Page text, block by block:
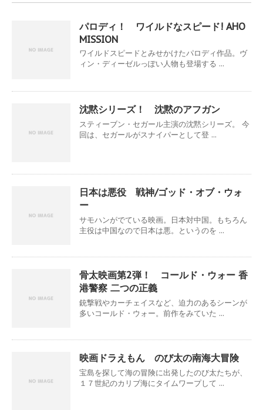
パロディ！ ワイルドなスピード! AHO
MISSION
ワイルドスピードとみせかけたパロディ作品。ヴ
ィン・ディーゼルっぽい人物も登場する ...
沈黙シリーズ！ 沈黙のアフガン
スティーブン・セガール主演の沈黙シリーズ。 今
回は、セガールがスナイパーとして登 ...
日本は悪役 戦神/ゴッド・オブ・ウォ
ー
サモハンがでている映画。日本対中国。もちろん
主役は中国なので日本は悪。というのを ...
骨太映画第2弾！ コールド・ウォー 香
港警察 二つの正義
銃撃戦やカーチェイスなど、迫力のあるシーンが
多いコールド・ウォー。前作をみていた ...
映画ドラえもん のび太の南海大冒険
宝島を探して海の冒険に出発したのび太たちが、
１７世紀のカリブ海にタイムワープして ...